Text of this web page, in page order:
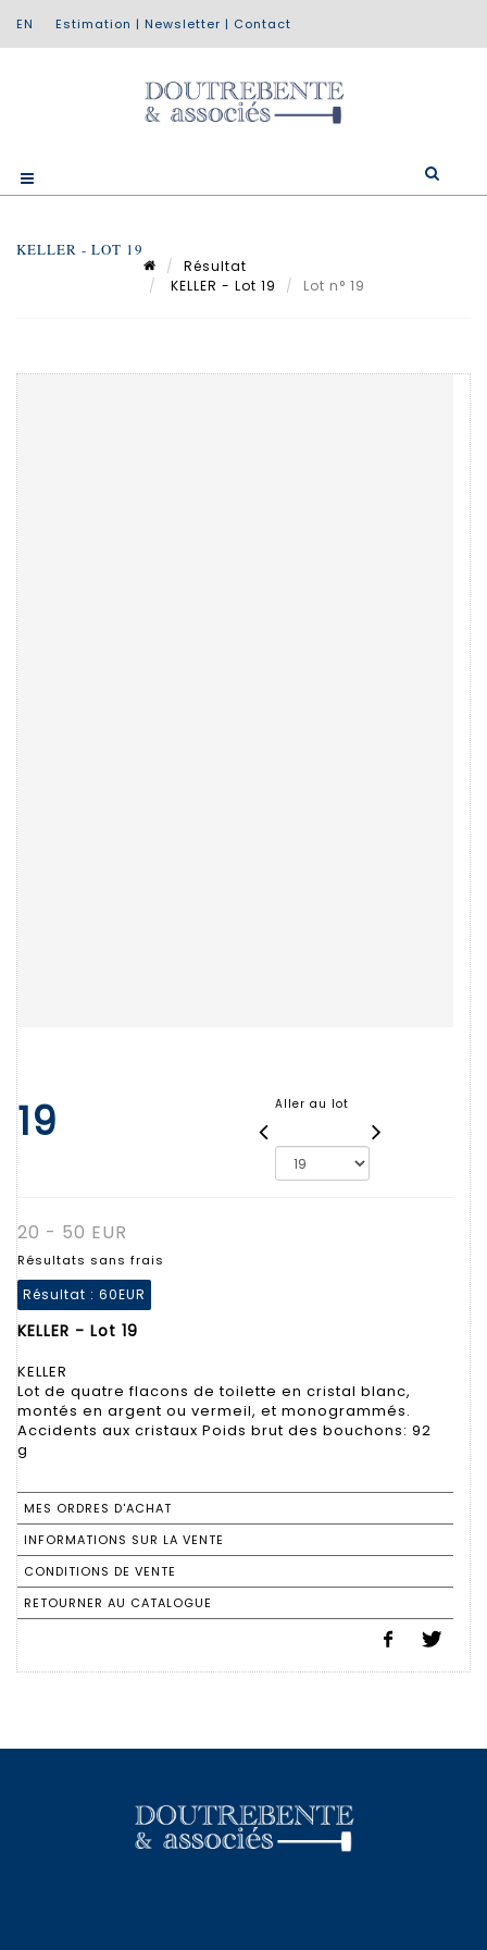
Estimation | Newsletter | Contact
KELLER - LOT 19
Résultat
KELLER - Lot 19
Lot n° 19
19 Aller au lot
20 - 50 EUR
Résultats sans frais
Résultat : 60EUR
KELLER - Lot 19
KELLER
Lot de quatre flacons de toilette en cristal blanc,
montés en argent ou vermeil, et monogrammés.
Accidents aux cristaux Poids brut des bouchons: 92
g
MES ORDRES D'ACHAT
INFORMATIONS SUR LA VENTE
CONDITIONS DE VENTE
RETOURNER AU CATALOGUE